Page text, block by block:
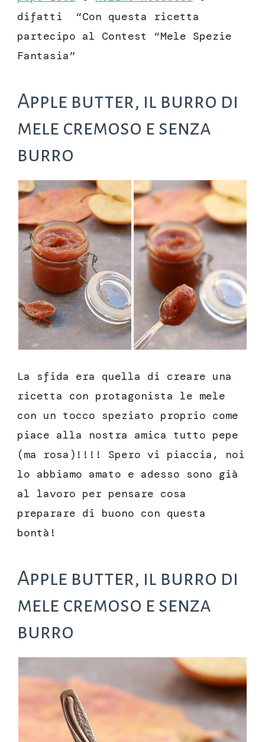
difatti “Con questa ricetta
partecipo al Contest “Mele Spezie
Fantasia”
Apple butter, il burro di
mele cremoso e senza
burro
La sfida era quella di creare una
ricetta con protagonista le mele
con un tocco speziato proprio come
piace alla nostra amica tutto pepe
(ma rosa)!!!! Spero vi piaccia, noi
lo abbiamo amato e adesso sono già
al lavoro per pensare cosa
preparare di buono con questa
bontà!
Apple butter, il burro di
mele cremoso e senza
burro